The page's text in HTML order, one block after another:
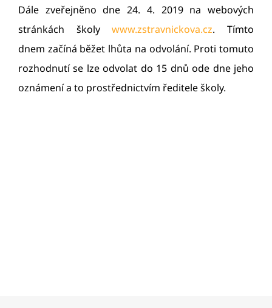
Dále zveřejněno dne 24. 4. 2019 na webových
stránkách školywww.zstravnickova.cz. Tímto
dnem začíná běžet lhůta na odvolání. Proti tomuto
rozhodnutí se lze odvolat do 15 dnů ode dne jeho
oznámení a to prostřednictvím ředitele školy.